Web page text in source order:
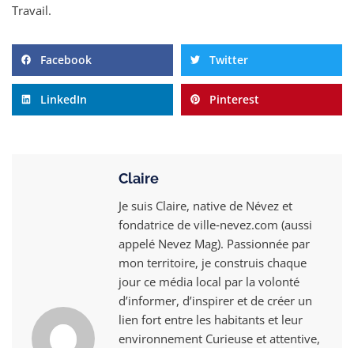
Travail.
Facebook Twitter
LinkedIn Pinterest
Claire
Je suis Claire, native de Névez et
fondatrice de ville‑nevez.com (aussi
appelé Nevez Mag). Passionnée par
mon territoire, je construis chaque
jour ce média local par la volonté
d’informer, d’inspirer et de créer un
lien fort entre les habitants et leur
environnement Curieuse et attentive,